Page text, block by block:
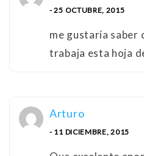
- 25 OCTUBRE, 2015
me gustaría saber
trabaja esta hoja
Arturo
- 11 DICIEMBRE, 2015